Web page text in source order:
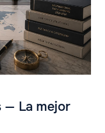
— La mejor